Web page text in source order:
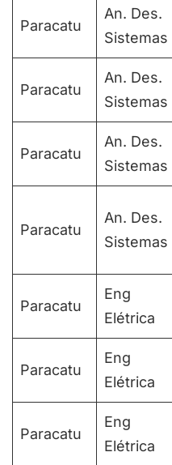
Paracatu
An. Des.
Sistemas
Paracatu
An. Des.
Sistemas
Paracatu
An. Des.
Sistemas
Paracatu
An. Des.
Sistemas
Paracatu
Eng
Elétrica
Paracatu
Eng
Elétrica
Paracatu
Eng
Elétrica